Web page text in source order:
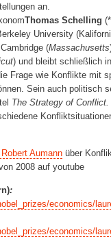
an.
Thomas Schelling
University
(Massachusetts
) und bleibt schließlich
Frage wie Konflikte mit
Sein auch politisch
The Strategy of Conflict.
Aumannüber
2008 auf youtube
:
economics/
economics/